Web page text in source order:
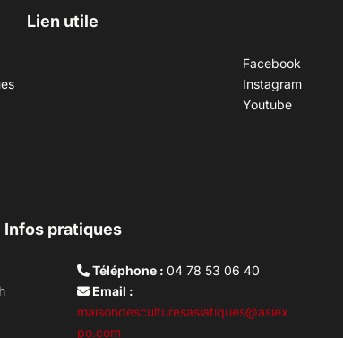
Lien utile
Facebook
Instagram
Youtube
Infos pratiques
Téléphone :04 78 53 06 40
Email :
maisondesculturesasiatiques@asiex
po.com